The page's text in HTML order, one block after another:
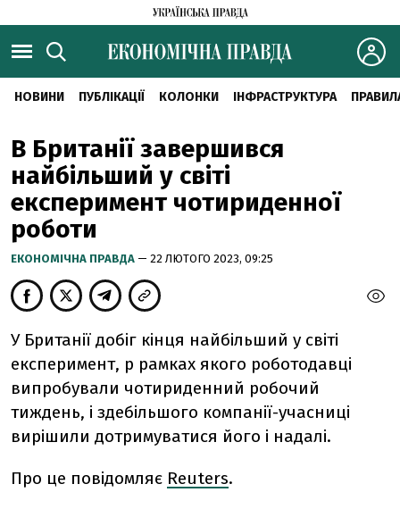
НОВИНИ ПУБЛІКАЦІЇ КОЛОНКИ ІНФРАСТРУКТУРА
В Британії завершився
найбільший у світі
експеримент чотириденної
роботи
ЕКОНОМІЧНА ПРАВДА — 22 ЛЮТОГО 2023, 09:25
У Британії добіг кінця найбільший у світі
експеримент, р рамках якого роботодавці
випробували чотириденний робочий
тиждень, і здебільшого компанії-учасниці
вирішили дотримуватися його і надалі.
Про це повідомляє Reuters.